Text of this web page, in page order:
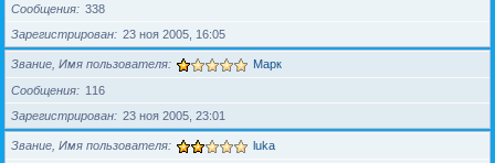
Сообщения
338
Зарегистрирован
23 ноя 2005, 16:05
Звание, Имя пользователя Марк
Сообщения
116
Зарегистрирован
23 ноя 2005, 23:01
Звание, Имя пользователя luka